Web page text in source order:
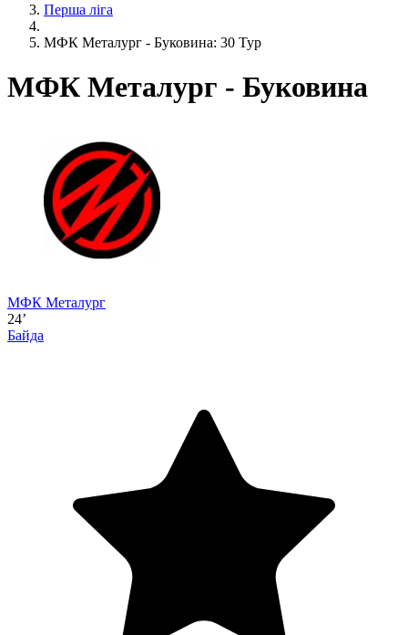
Перша ліга
МФК Металург - Буковина: 30 Тур
МФК Металург - Буковина
МФК Металург
24’
Байда